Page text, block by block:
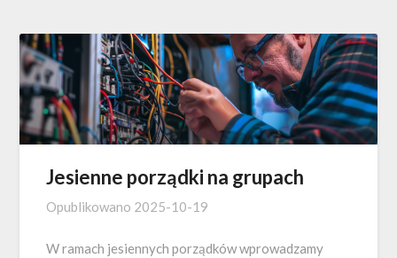
Jesienne porządki na grupach
Opublikowano 2025-10-19
W ramach jesiennych porządków wprowadzamy